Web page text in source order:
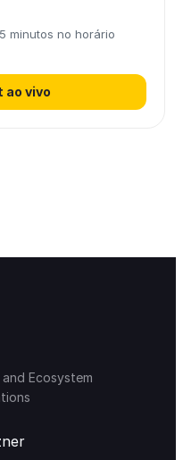
minutos no horário
ao vivo
Ecosystem